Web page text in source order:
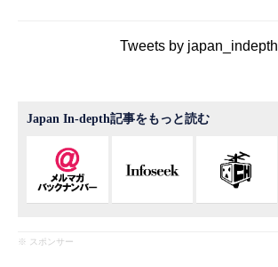
Tweets by japan_indepth
Japan In-depth記事をもっと読む
※ スポンサー